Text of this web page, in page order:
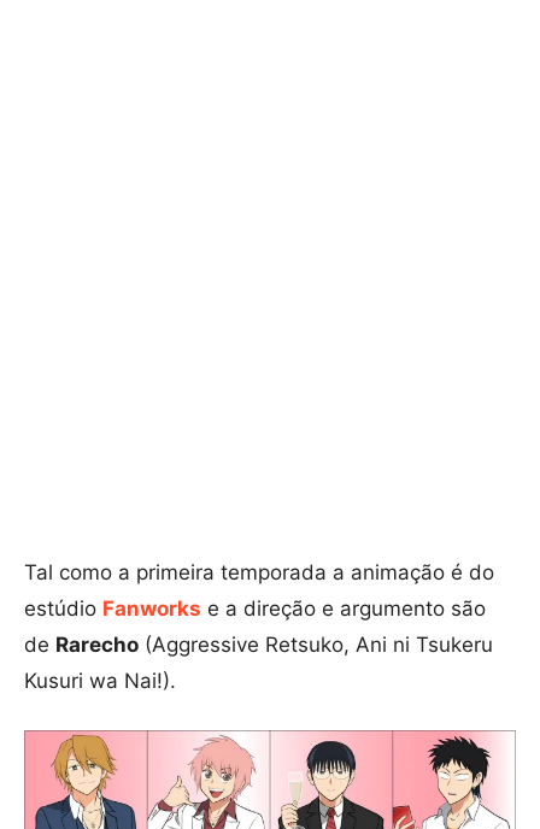
Tal como a primeira temporada a animação é do
estúdio Fanworks e a direção e argumento são
de Rarecho (Aggressive Retsuko, Ani ni Tsukeru
Kusuri wa Nai!).